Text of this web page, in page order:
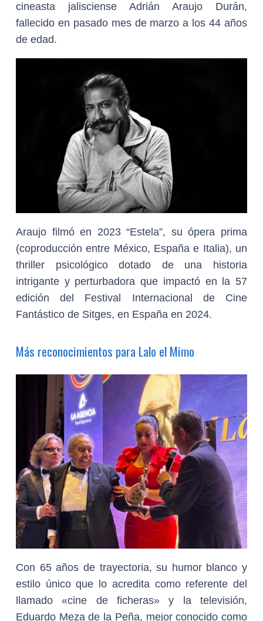
cineasta jalisciense Adrián Araujo Durán,
fallecido en pasado mes de marzo a los 44 años
de edad.
Araujo filmó en 2023 “Estela”, su ópera prima
(coproducción entre México, España e Italia), un
thriller psicológico dotado de una historia
intrigante y perturbadora que impactó en la 57
edición del Festival Internacional de Cine
Fantástico de Sitges, en España en 2024.
Más reconocimientos para Lalo el Mimo
Con 65 años de trayectoria, su humor blanco y
estilo único que lo acredita como referente del
llamado «cine de ficheras» y la televisión,
Eduardo Meza de la Peña, mejor conocido como